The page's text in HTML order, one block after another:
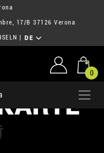
17/B 37126 Verona
DE
0